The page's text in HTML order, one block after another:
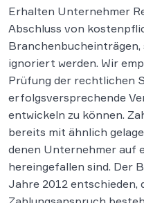
Erhalten Unternehmer
Abschluss von
ignoriert werden. Wir
Prüfung der rechtlichen
erfolgsversprechende
entwickeln zu können.
bereits mit ähnlich
denen Unternehmer auf
hereingefallen sind. Der
Jahre 2012 entschieden,